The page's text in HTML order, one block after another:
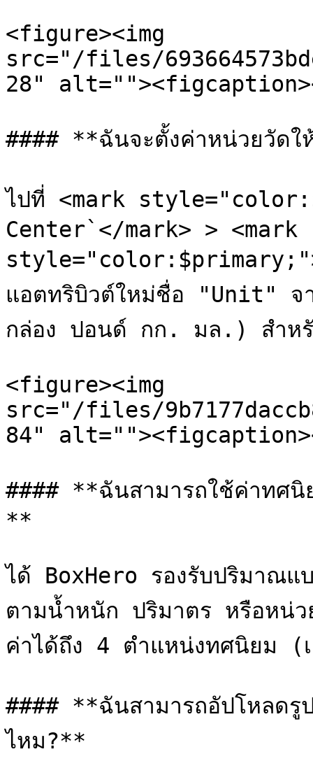
<figure><img
src="/files/
28"
#### **ฉันจะตั้งค่าหน่วยวัดใ
ไปที่ <mark
Center`</mark> > <mark
แอตทริบิวต์ใหม่ชื่อ "Unit" จ
กล่อง ปอนด์ กก. มล.) สำหรั
<figure><img
src="/files/
84"
#### **ฉันสามารถใช้ค่าทศนิ
**
ได้ BoxHero รองรับปริมาณแ
ตามน้ำหนัก ปริมาตร หรือหน่
ค่าได้ถึง 4 ตำแหน่งทศนิยม
#### **ฉันสามารถอัปโหลดรู
ไหม?**